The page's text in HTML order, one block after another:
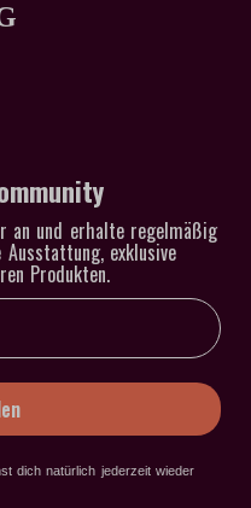
an und erhalte regelmäßig
exklusive
Produkten.
dich natürlich jederzeit wieder